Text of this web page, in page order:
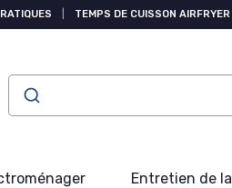
TEMPS DE CUISSON AIRFRYER
Entretien de la